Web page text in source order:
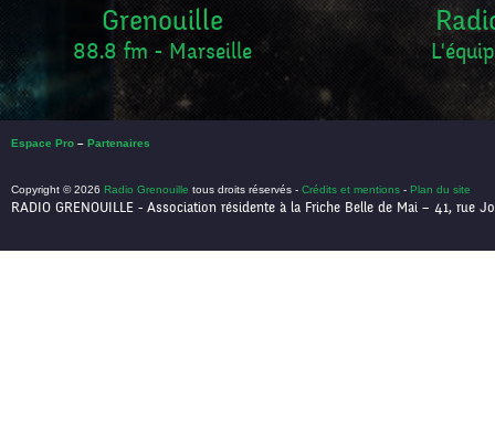
Grenouille
88.8 fm - Marseille
Espace Pro – Partenaires
Copyright © 2026 Radio Grenouille tous droits réservés - Crédits et mentions - Plan du site
RADIO GRENOUILLE - Association résidente à la Friche Belle de Mai – 41, rue